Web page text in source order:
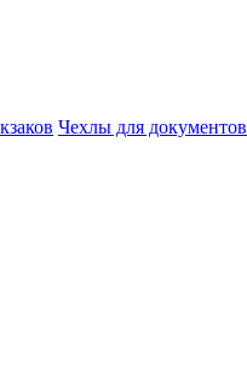
Чехлы для документов